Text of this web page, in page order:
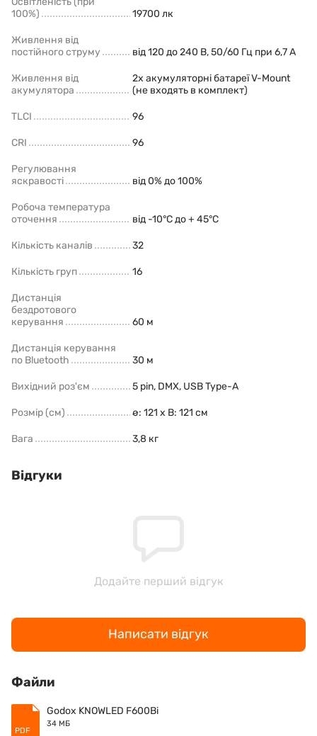
100%)
19700 лк
Живлення від
постійного струму
від 120 до 240 В, 50/60 Гц при 6,7 А
Живлення від
акумулятора
2х акумуляторні батареї V-Mount
(не входять в комплект)
TLCI 96
CRI 96
Регулювання
яскравості
від 0% до 100%
Робоча температура
оточення
від -10°C до + 45°C
Кількість каналів 32
Кількість груп 16
Дистанція
бездротового
керування
60 м
Дистанція керування
по Bluetooth
30 м
Вихідний роз'єм 5 pin, DMX, USB Type-A
Розмір (см) ø: 121 x В: 121 см
Вага 3,8 кг
Відгуки
Додайте перший відгук
Написати відгук
Файли
PDF
Godox KNOWLED F600Bi
34 МБ